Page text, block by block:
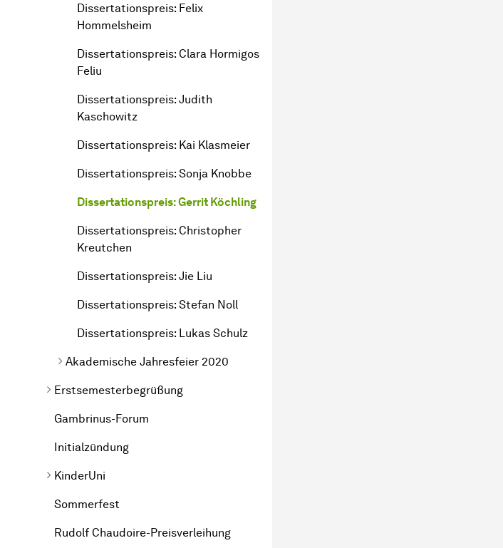
Dissertationspreis: Felix
Hommelsheim
Dissertationspreis: Clara Hormigos
Feliu
Dissertationspreis: Judith
Kaschowitz
Dissertationspreis: Kai Klasmeier
Dissertationspreis: Sonja Knobbe
Dissertationspreis: Gerrit Köchling
Dissertationspreis: Christopher
Kreutchen
Dissertationspreis: Jie Liu
Dissertationspreis: Stefan Noll
Dissertationspreis: Lukas Schulz
Akademische Jahresfeier 2020
Erstsemesterbegrüßung
Gambrinus-Forum
Initialzündung
Kinder­Uni
Sommerfest
Rudolf Chaudoire-Preisverleihung